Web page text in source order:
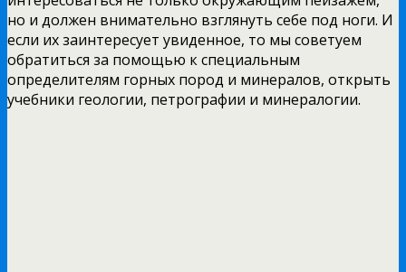
но и должен внимательно взглянуть себе под ноги. И
если их заинтересует увиденное, то мы советуем
обратиться за помощью к специальным
определителям горных пород и минералов, открыть
учебники геологии, петрографии и минералогии.